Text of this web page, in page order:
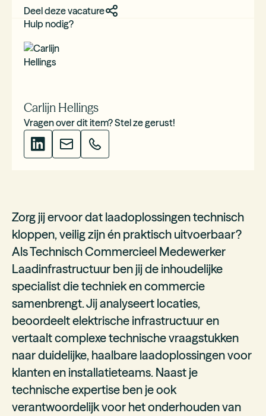
Deel deze vacature
Hulp nodig?
Carlijn Hellings
Vragen over dit item? Stel ze gerust!
Zorg jij ervoor dat laadoplossingen technisch
kloppen, veilig zijn én praktisch uitvoerbaar?
Als Technisch Commercieel Medewerker
Laadinfrastructuur ben jij de inhoudelijke
specialist die techniek en commercie
samenbrengt. Jij analyseert locaties,
beoordeelt elektrische infrastructuur en
vertaalt complexe technische vraagstukken
naar duidelijke, haalbare laadoplossingen voor
klanten en installatieteams. Naast je
technische expertise ben je ook
verantwoordelijk voor het onderhouden van